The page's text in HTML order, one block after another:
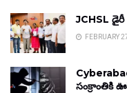
JCHSL
FEBRUARY
సంక్రాంతికి